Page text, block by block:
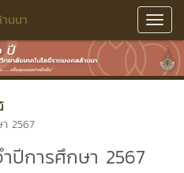
นนา
2567
ำปีการศึกษา 2567